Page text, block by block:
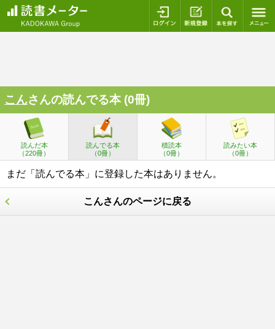
ログイン 新規登録
こんさんの読んでる本 (0冊)
読んだ本
（220冊）
読んでる本
（0冊）
積読本
（0冊）
読みたい本
（0冊）
まだ「読んでる本」に登録した本はありません。
こんさんのページに戻る